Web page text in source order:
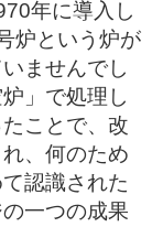
年に導入し
炉という炉が
ませんでし
」で処理し
ことで、改
、何のため
認識された
一つの成果